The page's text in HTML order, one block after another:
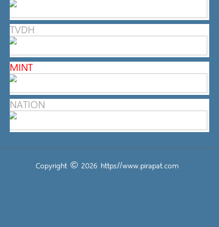
TVDH
MINT
NATION
Copyright © 2026 https://www.pirapat.com